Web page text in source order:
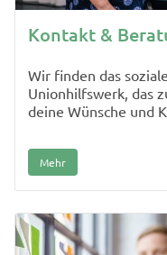
Kontakt &
Wir finden das
Unionhilfswerk, das
deine Wünsche und
Mehr